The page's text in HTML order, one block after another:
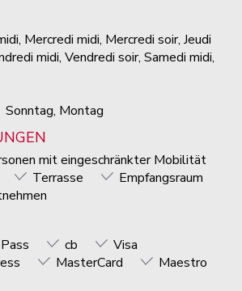
Mercredi midi, Mercredi soir, Jeudi
midi, Vendredi soir, Samedi midi,
Sonntag, Montag
mit eingeschränkter Mobilität
Terrasse
Empfangsraum
cb
Visa
MasterCard
Maestro